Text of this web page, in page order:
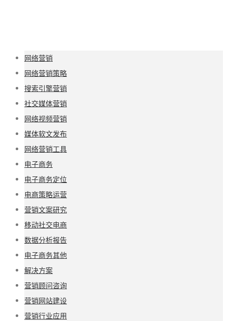
网络营销
网络营销策略
搜索引擎营销
社交媒体营销
网络视频营销
媒体软文发布
网络营销工具
电子商务
电子商务定位
电商策略运营
营销文案研究
移动社交电商
数据分析报告
电子商务其他
解决方案
营销顾问咨询
营销网站建设
营销行业应用